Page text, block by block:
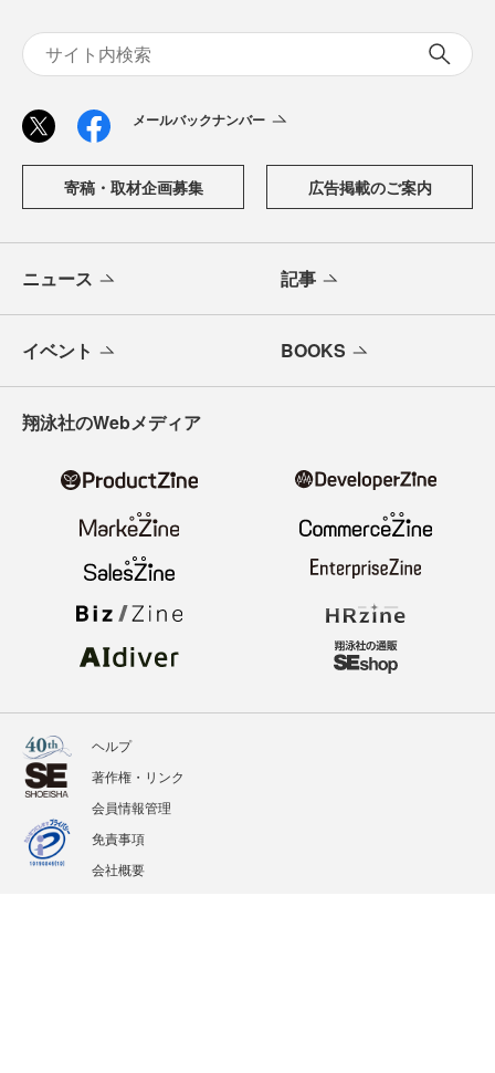
メールバックナンバー
寄稿・取材企画募集 広告掲載のご案内
ニュース 記事
イベント BOOKS
翔泳社のWebメディア
ヘルプ
著作権・リンク
会員情報管理
免責事項
会社概要